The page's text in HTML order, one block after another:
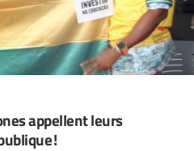
appellent leurs
!